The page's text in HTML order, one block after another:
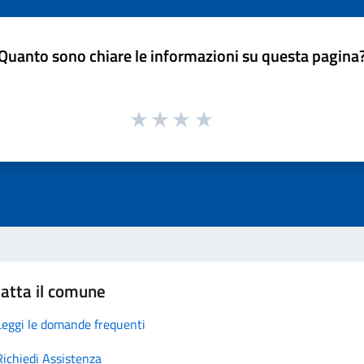
sono chiare le informazioni su questa
il comune
le domande frequenti
Assistenza